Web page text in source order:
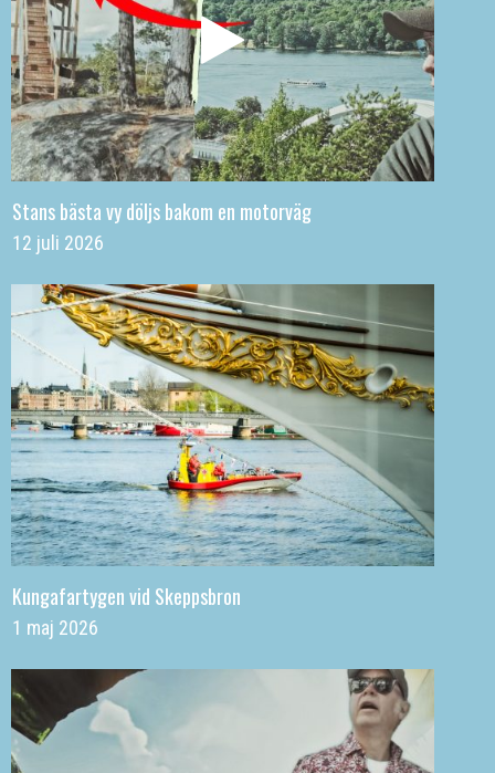
Stans bästa vy döljs bakom en motorväg
12 juli 2026
Kungafartygen vid Skeppsbron
1 maj 2026